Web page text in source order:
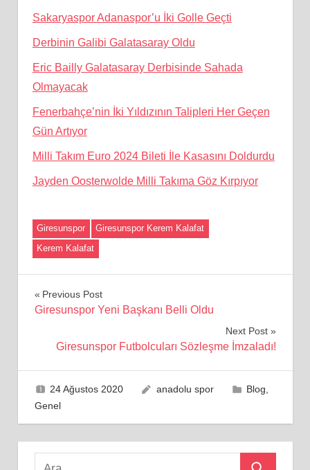
Sakaryaspor Adanaspor’u İki Golle Geçti
Derbinin Galibi Galatasaray Oldu
Eric Bailly Galatasaray Derbisinde Sahada
Olmayacak
Fenerbahçe’nin İki Yıldızının Talipleri Her Geçen
Gün Artıyor
Milli Takım Euro 2024 Bileti İle Kasasını Doldurdu
Jayden Oosterwolde Milli Takıma Göz Kırpıyor
Giresunspor
Giresunspor Kerem Kalafat
Kerem Kalafat
Yazı
Previous Post
Giresunspor Yeni Başkanı Belli Oldu
Next Post
Giresunspor Futbolcuları Sözleşme İmzaladı!
24 Ağustos 2020 anadolu spor Blog,
Genel
Search